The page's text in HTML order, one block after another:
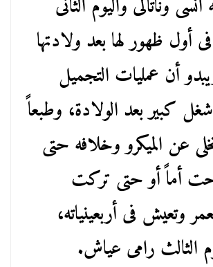
وناتالى واليوم الثانى
أول ظهور لها بعد ولادتها
أن عمليات التجميل
كبير بعد الولادة، وطبعاً
عن الميكرو وخلافه حتى
أماً أو حتى تركت
وتعيش فى أربعينياته،
الثالث رامى عياش.